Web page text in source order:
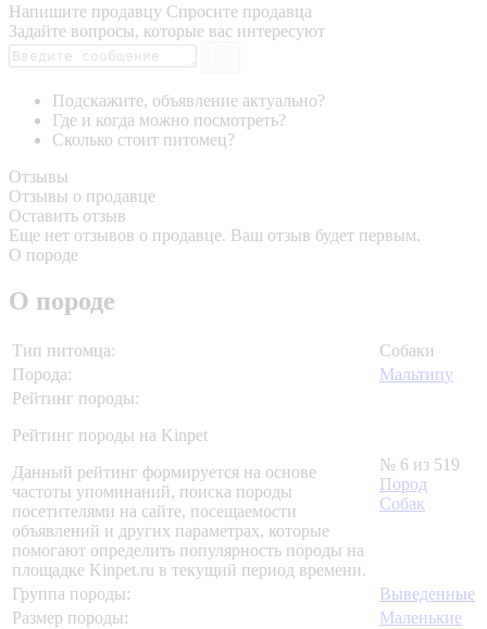
Напишите продавцу Спросите продавца
Задайте вопросы, которые вас интересуют
Подскажите, объявление актуально?
Где и когда можно посмотреть?
Сколько стоит питомец?
Отзывы
Отзывы о продавце
Оставить отзыв
Еще нет отзывов о продавце. Ваш отзыв будет первым.
О породе
О породе
Тип питомца:
Собаки
Порода:
Мальтипу
Рейтинг породы:
Рейтинг породы на Kinpet
Данный рейтинг формируется на основе
частоты упоминаний, поиска породы
посетителями на сайте, посещаемости
объявлений и других параметрах, которые
помогают определить популярность породы на
площадке Kinpet.ru в текущий период времени.
№ 6 из 519
Пород
Собак
Группа породы:
Выведенные
Размер породы:
Маленькие